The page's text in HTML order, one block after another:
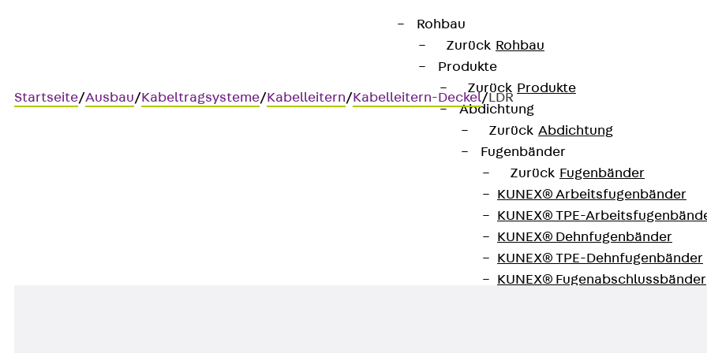
Rohbau
Zurück Rohbau
Produkte
Zurück Produkte
Abdichtung
Zurück Abdichtung
Fugenbänder
Zurück Fugenbänder
KUNEX® Arbeitsfugenbänder
KUNEX® TPE-
KUNEX® Dehnfugenbänder
KUNEX® TPE-Dehnfugenbänder
KUNEX® Fugenabschlussbänder
Startseite/Ausbau/Kabeltragsysteme/Kabelleitern/Kabelleitern-Deckel/LDR